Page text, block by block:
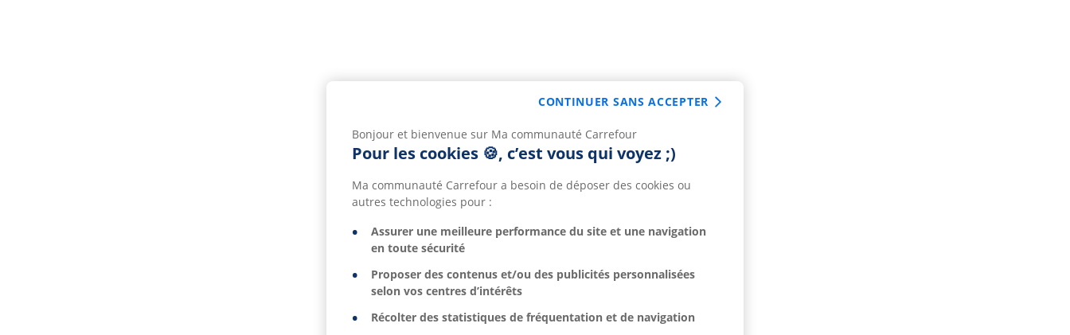
Bonjour et bienvenue sur Ma communauté Carrefour
Pour les cookies 🍪, c’est vous qui voyez ;)
Ma communauté Carrefour a besoin de déposer des cookies ou
autres technologies pour :
Assurer une meilleure performance du site et une navigation
en toute sécurité
Proposer des contenus et/ou des publicités personnalisées
selon vos centres d’intérêts
Récolter des statistiques de fréquentation et de navigation
CONTINUER SANS ACCEPTER